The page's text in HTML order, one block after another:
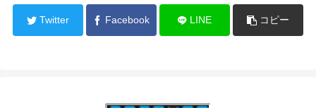
Twitter Facebook LINE コピー